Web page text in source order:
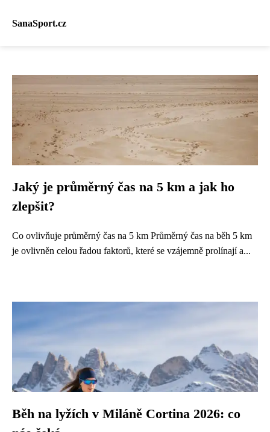
SanaSport.cz
Jaký je průměrný čas na 5 km a jak ho
zlepšit?
Co ovlivňuje průměrný čas na 5 km Průměrný čas na běh 5 km
je ovlivněn celou řadou faktorů, které se vzájemně prolínají a...
Běh na lyžích v Miláně Cortina 2026: co